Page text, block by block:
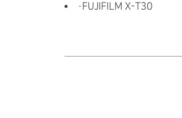
・FUJIFILM X-T30